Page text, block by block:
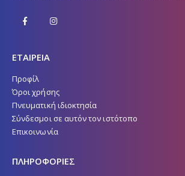
ΕΤΑΙΡΕΙΑ
Προφίλ
Όροι χρήσης
Πνευματική ιδιοκτησία
Σύνδεσμοι σε αυτόν τον ιστότοπο
Επικοινωνία
ΠΛΗΡΟΦΟΡΙΕΣ